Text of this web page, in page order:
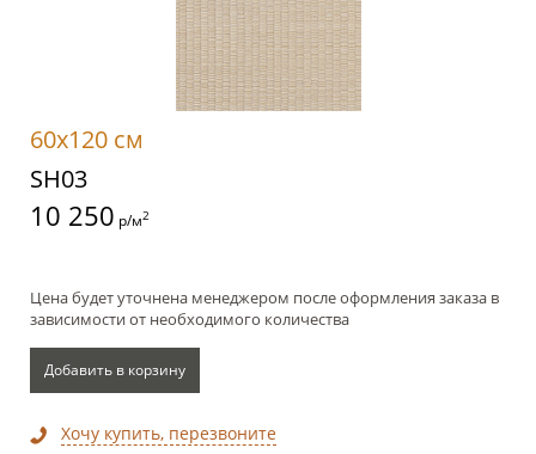
60x120 см
SH03
10 250 р/м2
Цена будет уточнена менеджером после оформления заказа в
зависимости от необходимого количества
Добавить в корзину
Хочу купить, перезвоните